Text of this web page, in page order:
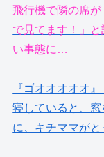
飛行機で隣の席
で見てます！」
い事態に…
『ゴオオオオオ
寝していると、
に、キチママが